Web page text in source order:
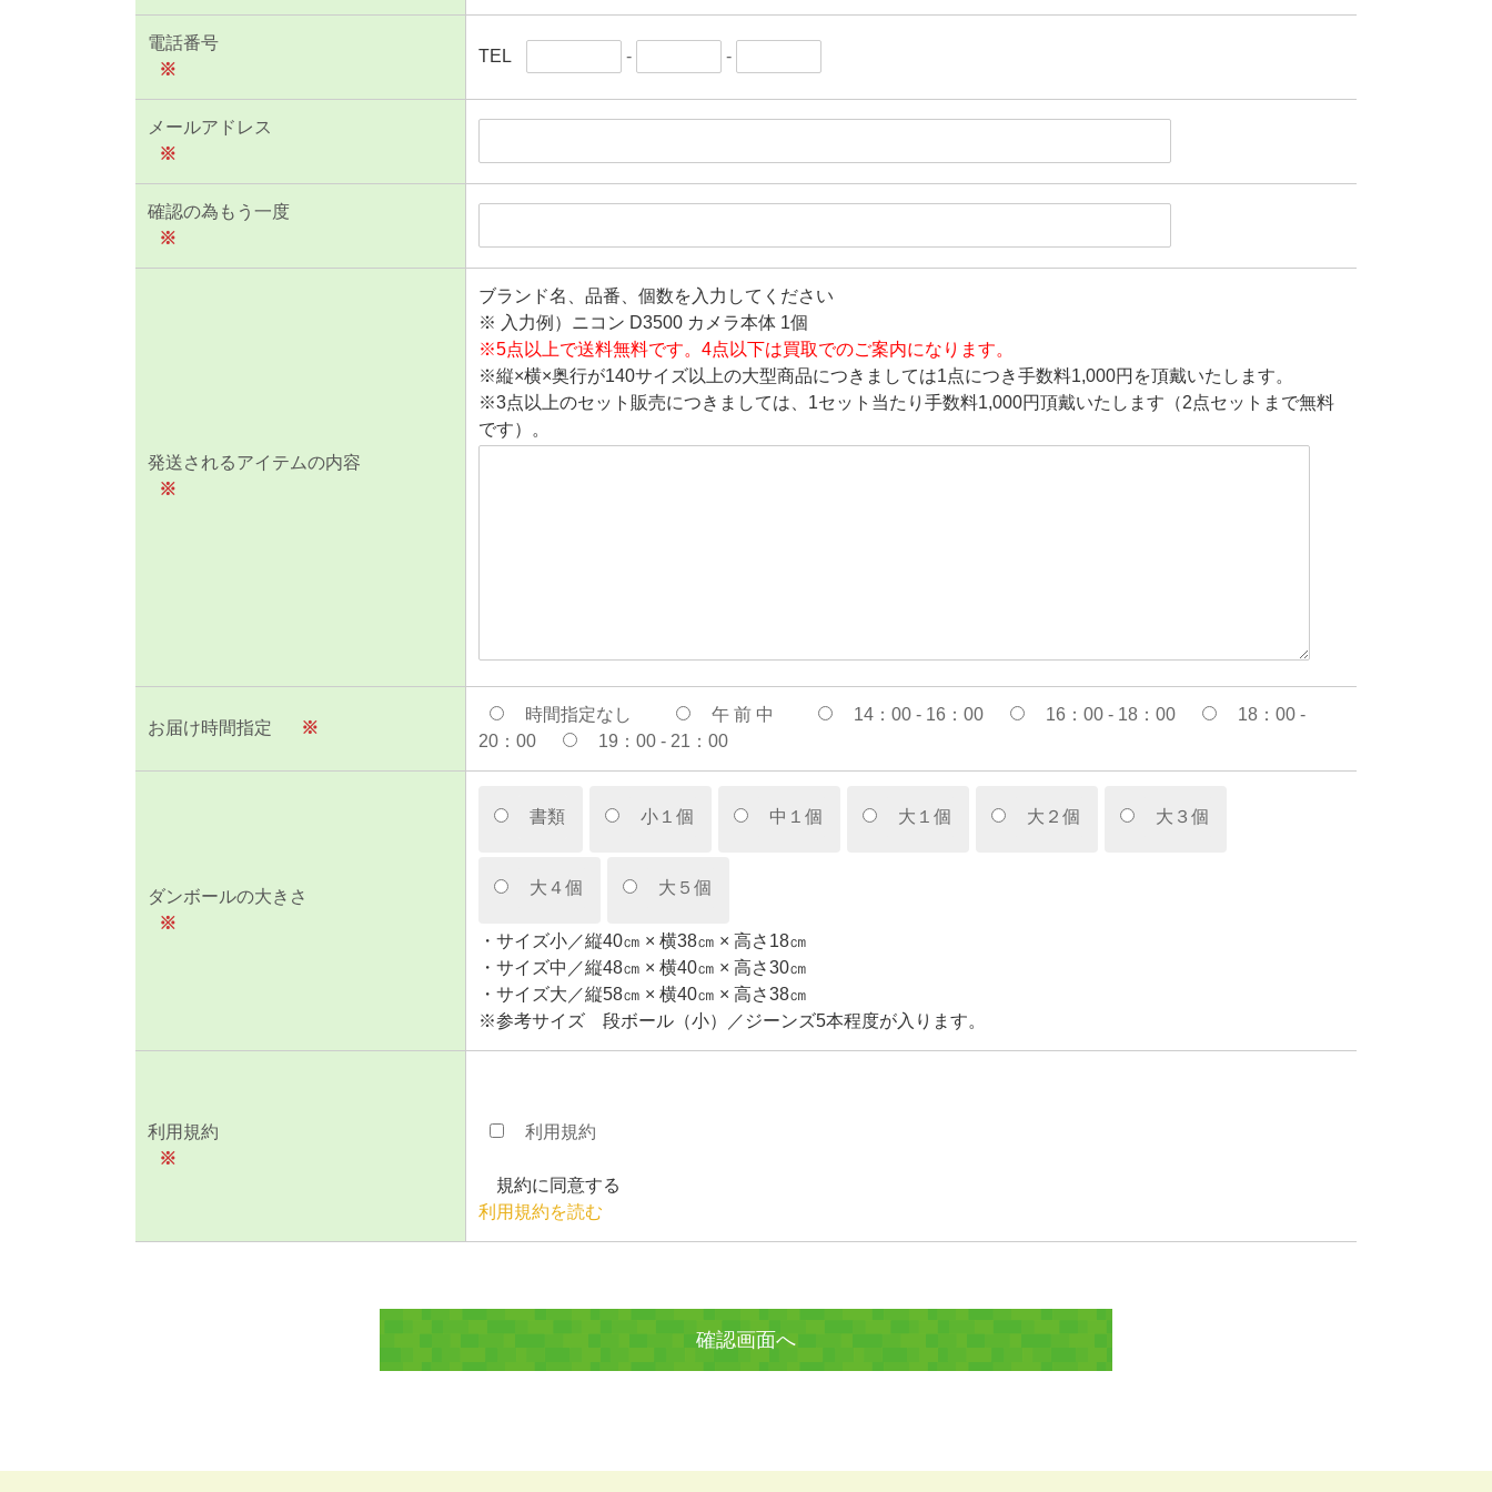
電話番号
※
TEL - -
メールアドレス
※
確認の為もう一度
※
発送されるアイテムの内容
※
ブランド名、品番、個数を入力してください
※ 入力例）ニコン D3500 カメラ本体 1個
※5点以上で送料無料です。4点以下は買取でのご案内になります。
※縦×横×奥行が140サイズ以上の大型商品につきましては1点につき手数料1,000円を頂戴いたします。
※3点以上のセット販売につきましては、1セット当たり手数料1,000円頂戴いたします（2点セットまで無料
です）。
お届け時間指定 ※
時間指定なし 午 前 中 14：00 - 16：00 16：00 - 18：00
18：00 -
20：00
19：00 - 21：00
ダンボールの大きさ
※
書類 小１個 中１個 大１個 大２個 大３個
大４個 大５個
・サイズ小／縦40㎝ × 横38㎝ × 高さ18㎝
・サイズ中／縦48㎝ × 横40㎝ × 高さ30㎝
・サイズ大／縦58㎝ × 横40㎝ × 高さ38㎝
※参考サイズ 段ボール（小）／ジーンズ5本程度が入ります。
利用規約
※
利用規約
規約に同意する
利用規約を読む